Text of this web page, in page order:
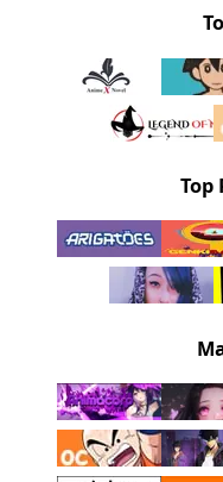
Top